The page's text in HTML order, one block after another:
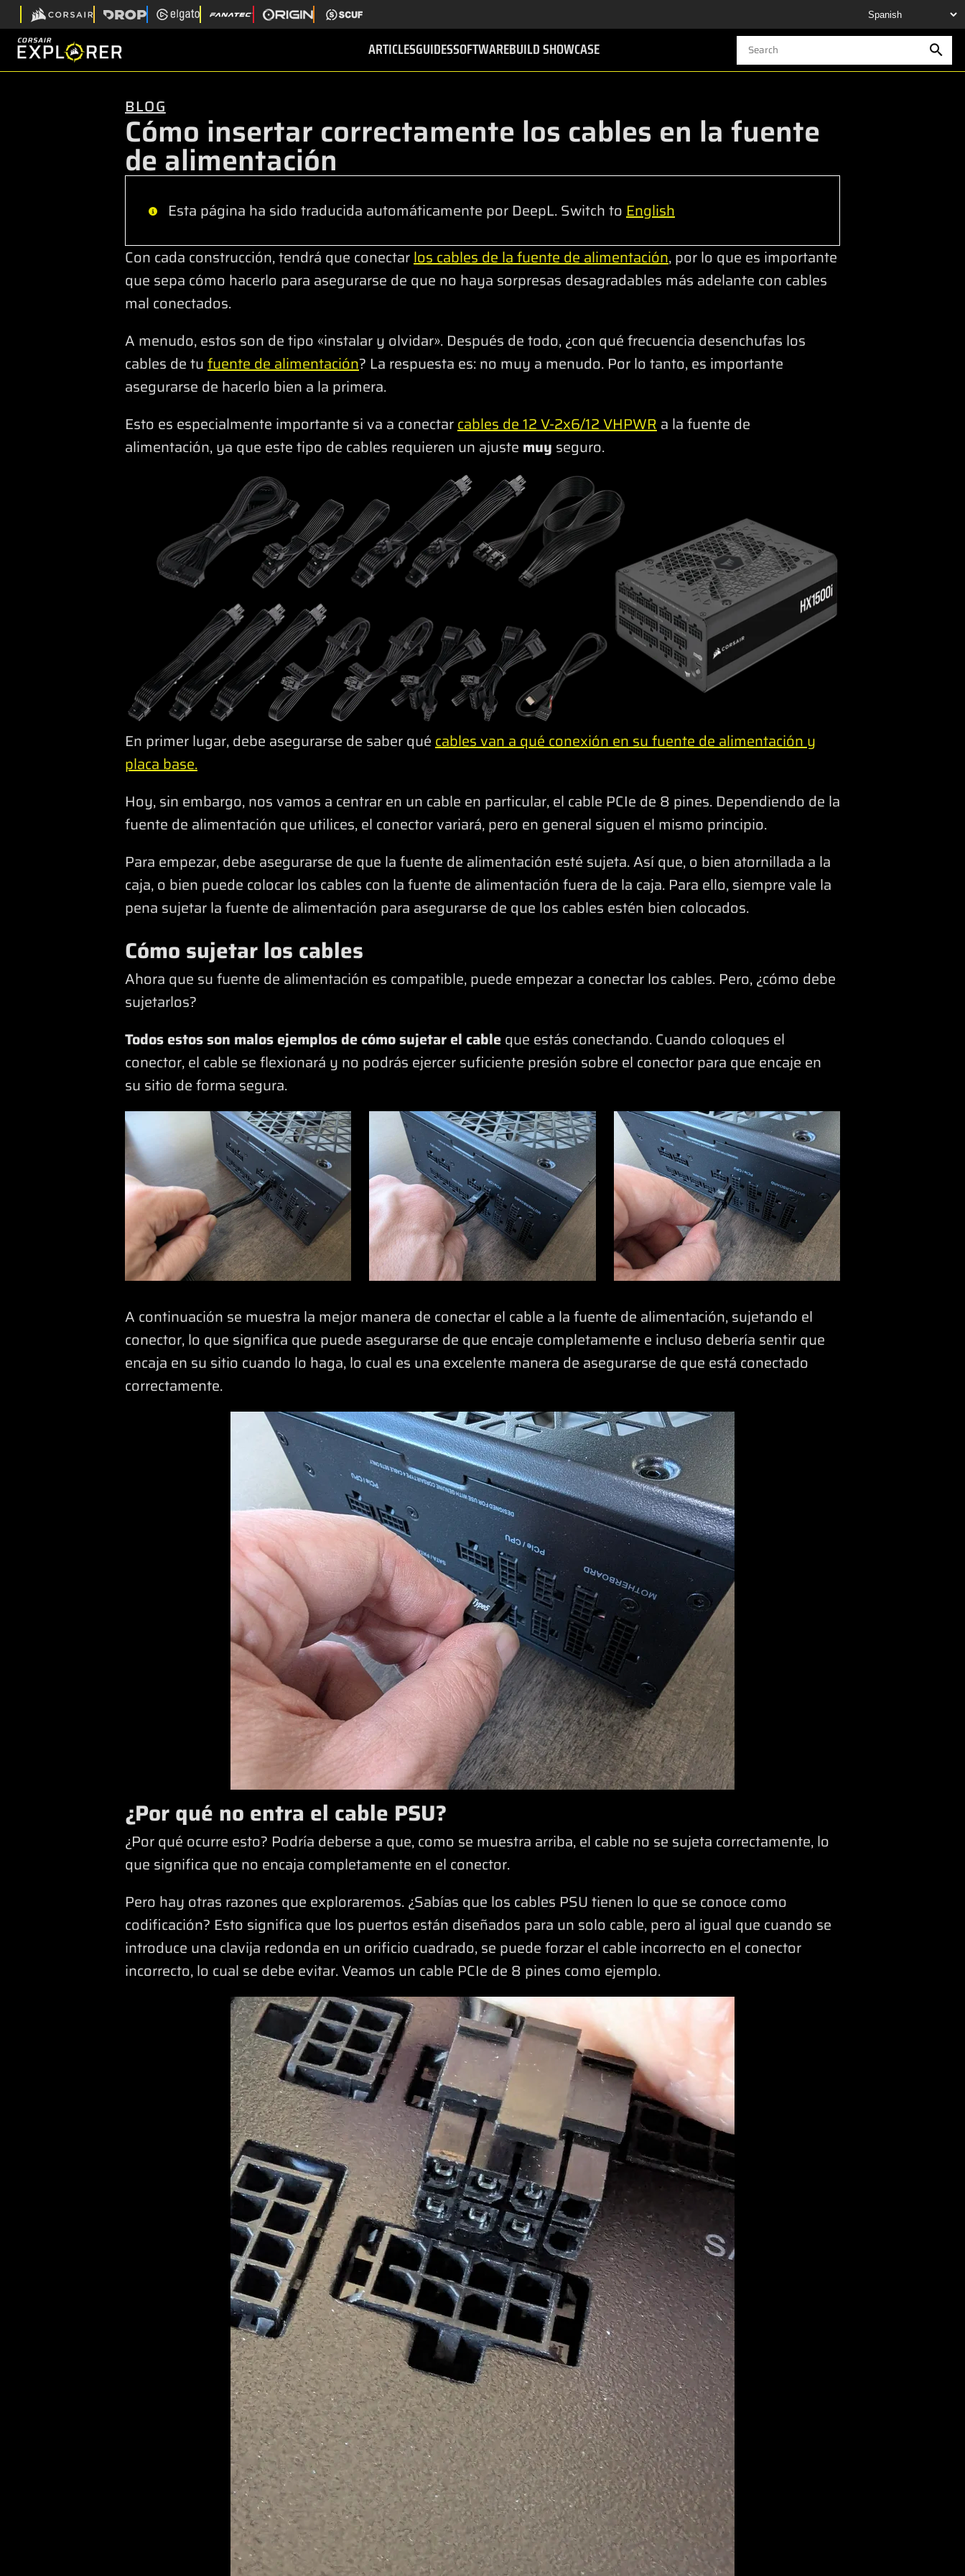
ARTICLESGUIDESSOFTWAREBUILD SHOWCASE
BLOG
Cómo insertar correctamente los cables en la fuente
de alimentación
Esta página ha sido traducida automáticamente por DeepL. Switch toEnglish
Con cada construcción, tendrá que conectarlos cables de la fuente de alimentación, por lo que es importante
que sepa cómo hacerlo para asegurarse de que no haya sorpresas desagradables más adelante con cables
mal conectados.
A menudo, estos son de tipo «instalar y olvidar». Después de todo, ¿con qué frecuencia desenchufas los
cables de tufuente de alimentación? La respuesta es: no muy a menudo. Por lo tanto, es importante
asegurarse de hacerlo bien a la primera.
Esto es especialmente importante si va a conectarcables de 12 V-2x6/12 VHPWRa la fuente de
alimentación, ya que este tipo de cables requieren un ajuste muy seguro.
En primer lugar, debe asegurarse de saber quécables van a qué conexión en su fuente de alimentación y
placa base.
Hoy, sin embargo, nos vamos a centrar en un cable en particular, el cable PCIe de 8 pines. Dependiendo de la
fuente de alimentación que utilices, el conector variará, pero en general siguen el mismo principio.
Para empezar, debe asegurarse de que la fuente de alimentación esté sujeta. Así que, o bien atornillada a la
caja, o bien puede colocar los cables con la fuente de alimentación fuera de la caja. Para ello, siempre vale la
pena sujetar la fuente de alimentación para asegurarse de que los cables estén bien colocados.
Cómo sujetar los cables
Ahora que su fuente de alimentación es compatible, puede empezar a conectar los cables. Pero, ¿cómo debe
sujetarlos?
Todos estos son malos ejemplos de cómo sujetar el cableque estás conectando. Cuando coloques el
conector, el cable se flexionará y no podrás ejercer suficiente presión sobre el conector para que encaje en
su sitio de forma segura.
A continuación se muestra la mejor manera de conectar el cable a la fuente de alimentación, sujetando el
conector, lo que significa que puede asegurarse de que encaje completamente e incluso debería sentir que
encaja en su sitio cuando lo haga, lo cual es una excelente manera de asegurarse de que está conectado
correctamente.
¿Por qué no entra el cable PSU?
¿Por qué ocurre esto? Podría deberse a que, como se muestra arriba, el cable no se sujeta correctamente, lo
que significa que no encaja completamente en el conector.
Pero hay otras razones que exploraremos. ¿Sabías que los cables PSU tienen lo que se conoce como
codificación? Esto significa que los puertos están diseñados para un solo cable, pero al igual que cuando se
introduce una clavija redonda en un orificio cuadrado, se puede forzar el cable incorrecto en el conector
incorrecto, lo cual se debe evitar. Veamos un cable PCIe de 8 pines como ejemplo.